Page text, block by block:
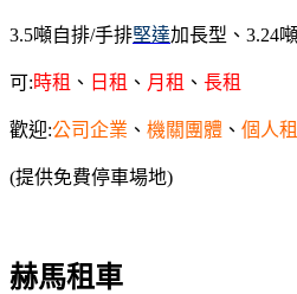
3.5噸自排/手排堅達加長型、 3.24
可:時租 、 日 租 、 月租 、 長租
歡迎:公司企業 、 機關團體 、 個人
(提供免費停車場地)
赫馬租車